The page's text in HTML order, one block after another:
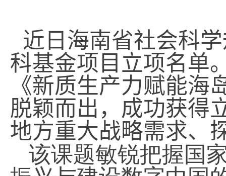
近日 海南省社会科
科基金项目立项名单
《新质生产力赋能
脱颖而出，成功获得
地方重大战略需求、
该课题敏锐把握国